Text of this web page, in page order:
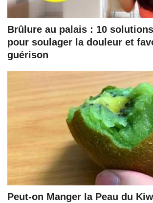
Brûlure au palais : 10
pour soulager la douleur et
guérison
Peut-on Manger la Peau du